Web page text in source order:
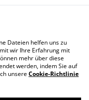
Policy
Dateien helfen uns zu
wir Ihre Erfahrung mit
mehr über diese
werden, indem Sie auf
unsereCookie-Richtlinie